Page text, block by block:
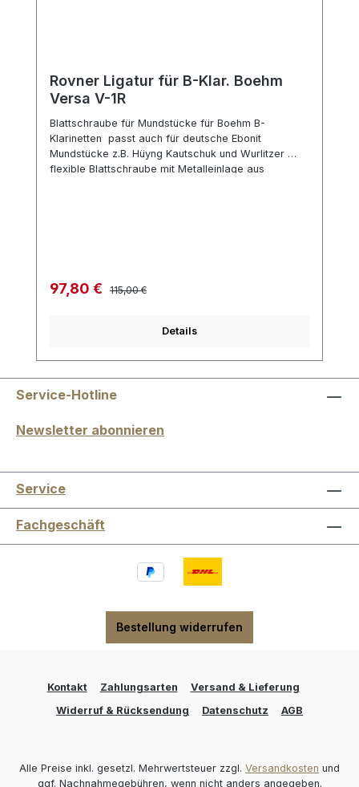
Rovner Ligatur für B-Klar. Boehm
Versa V-1R
Blattschraube für Mundstücke für Boehm B-
Klarinetten passt auch für deutsche Ebonit
Mundstücke z.B. Hüyng Kautschuk und Wurlitzer
flexible Blattschraube mit Metalleinlage aus
Verkaufspreis:
97,80 € Regulärer Preis:
115,00 €
Details
Service-Hotline
Newsletter abonnieren
Service
Fachgeschäft
Bestellung widerrufen
Kontakt Zahlungsarten
Versand & Lieferung
Widerruf & Rücksendung
Datenschutz AGB
Alle Preise inkl. gesetzl. Mehrwertsteuer zzgl. Versandkosten und
ggf. Nachnahmegebühren, wenn nicht anders angegeben.